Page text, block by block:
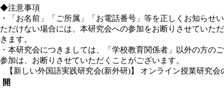
◆注意事項
・「お名前」「ご所属」「お電話番号」等を正しくお知らせい
ただけない場合には、本研究会への参加をお断りさせていただ
きます。
・本研究会につきましては、「学校教育関係者」以外の方のご
参加は、お断りさせていただくことがございます。
【新しい外国語実践研究会(新外研)】 オンライン授業研究会
開